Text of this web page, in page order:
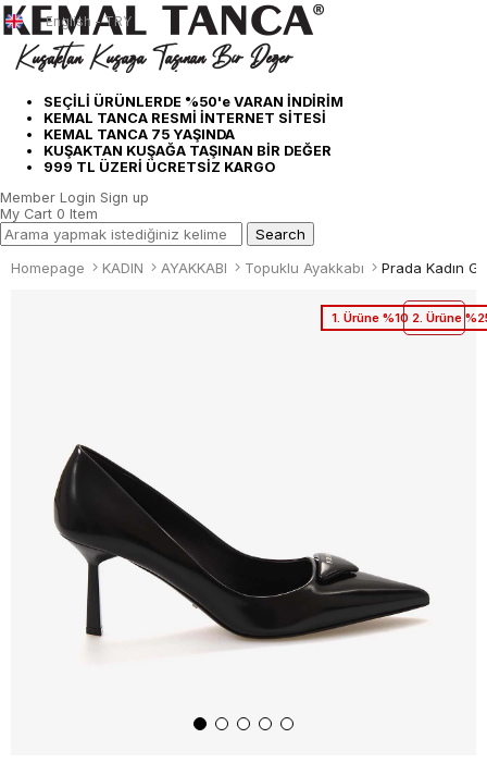
SEÇİLİ ÜRÜNLERDE %50'e VARAN İNDİRİM
KEMAL TANCA RESMİ İNTERNET SİTESİ
KEMAL TANCA 75 YAŞINDA
KUŞAKTAN KUŞAĞA TAŞINAN BİR DEĞER
999 TL ÜZERİ ÜCRETSİZ KARGO
English - TRY
Member Login Sign up
My Cart 0 Item
Homepage KADIN AYAKKABI Topuklu Ayakkabı Prada Kadın
1. Ürüne %10 2. Ürüne